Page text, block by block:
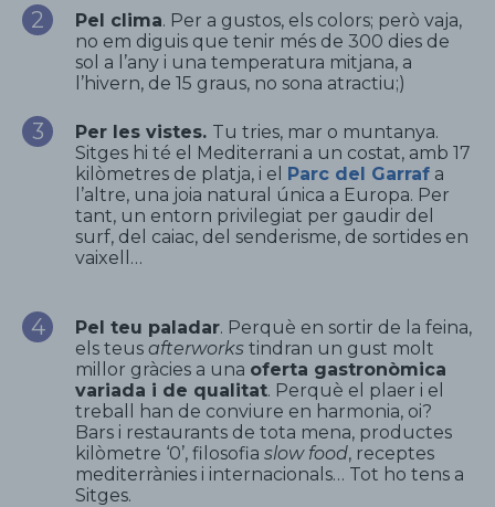
Pel clima. Per a gustos, els colors; però vaja,
no em diguis que tenir més de 300 dies de
sol a l’any i una temperatura mitjana, a
l’hivern, de 15 graus, no sona atractiu;)
Per les vistes. Tu tries, mar o muntanya.
Sitges hi té el Mediterrani a un costat, amb 17
kilòmetres de platja, i el Parc del Garraf a
l’altre, una joia natural única a Europa. Per
tant, un entorn privilegiat per gaudir del
surf, del caiac, del senderisme, de sortides en
vaixell…
Pel teu paladar. Perquè en sortir de la feina,
els teus afterworks tindran un gust molt
millor gràcies a una oferta gastronòmica
variada i de qualitat. Perquè el plaer i el
treball han de conviure en harmonia, oi?
Bars i restaurants de tota mena, productes
kilòmetre ‘0’, filosofia slow food, receptes
mediterrànies i internacionals… Tot ho tens a
Sitges.